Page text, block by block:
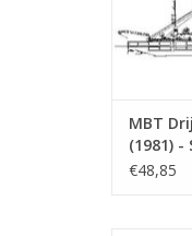
MBT
(1981)
€48,85